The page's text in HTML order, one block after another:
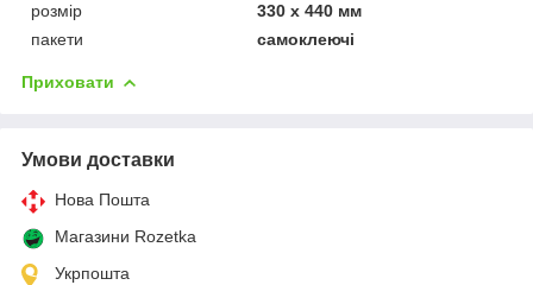
розмір
330 х 440 мм
пакети
самоклеючі
Приховати
Умови доставки
Нова Пошта
Магазини Rozetka
Укрпошта